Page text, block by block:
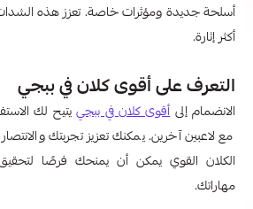
أسلحة جديدة ومؤثرات خاصة. تعزز هذه
أكثر إثارة.
التعرف على أقوى كلان في ببجي
الانضمام إلىأقوى كلان في ببجييتيح لك
مع لاعبين آخرين. يمكنك تعزيز تجربتك
الكلان القوي يمكن أن يمنحك فرصًا
مهاراتك.